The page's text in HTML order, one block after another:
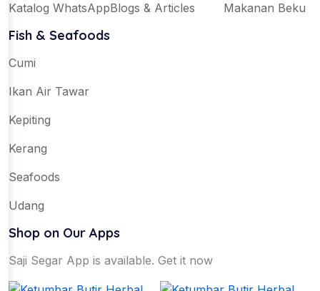
Katalog WhatsAppBlogs & Articles
Makanan Beku
Fish & Seafoods
Cumi
Ikan Air Tawar
Kepiting
Kerang
Seafoods
Udang
Shop on Our Apps
Saji Segar App is available. Get it now